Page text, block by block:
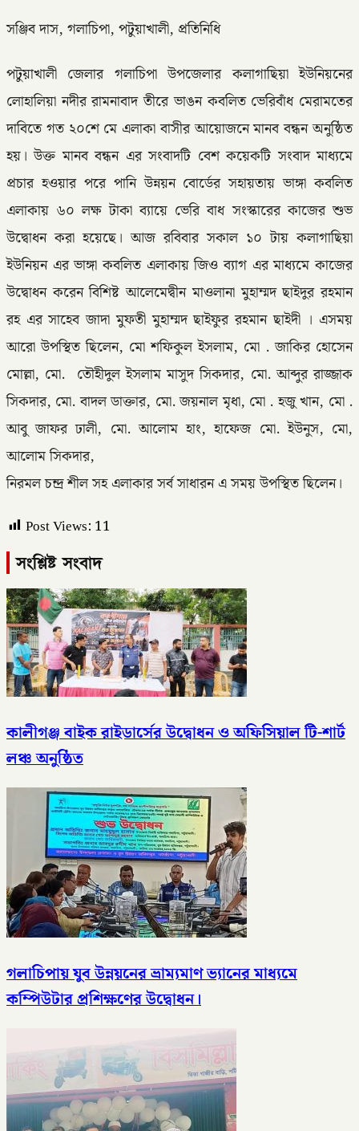
সঞ্জিব দাস, গলাচিপা, পটুয়াখালী, প্রতিনিধি
পটুয়াখালী জেলার গলাচিপা উপজেলার কলাগাছিয়া ইউনিয়নের
লোহালিয়া নদীর রামনাবাদ তীরে ভাঙন কবলিত ভেরিবাঁধ মেরামতের
দাবিতে গত ২০শে মে এলাকা বাসীর আয়োজনে মানব বন্ধন অনুষ্ঠিত
হয়। উক্ত মানব বন্ধন এর সংবাদটি বেশ কয়েকটি সংবাদ মাধ্যমে
প্রচার হওয়ার পরে পানি উন্নয়ন বোর্ডের সহায়তায় ভাঙ্গা কবলিত
এলাকায় ৬০ লক্ষ টাকা ব্যায়ে ভেরি বাধ সংস্কারের কাজের শুভ
উদ্বোধন করা হয়েছে। আজ রবিবার সকাল ১০ টায় কলাগাছিয়া
ইউনিয়ন এর ভাঙ্গা কবলিত এলাকায় জিও ব্যাগ এর মাধ্যমে কাজের
উদ্বোধন করেন বিশিষ্ট আলেমেদ্বীন মাওলানা মুহাম্মদ ছাইদুর রহমান
রহ এর সাহেব জাদা মুফতী মুহাম্মদ ছাইফুর রহমান ছাইদী । এসময়
আরো উপস্থিত ছিলেন, মো শফিকুল ইসলাম, মো . জাকির হোসেন
মোল্লা, মো. তৌহীদুল ইসলাম মাসুদ সিকদার, মো. আব্দুর রাজ্জাক
সিকদার, মো. বাদল ডাক্তার, মো. জয়নাল মৃধা, মো . হজু খান, মো .
আবু জাফর ঢালী, মো. আলোম হাং, হাফেজ মো. ইউনুস, মো,
আলোম সিকদার,
নিরমল চন্দ্র শীল সহ এলাকার সর্ব সাধারন এ সময় উপস্থিত ছিলেন।
Post Views: 11
সংশ্লিষ্ট সংবাদ
কালীগঞ্জ বাইক রাইডার্সের উদ্বোধন ও অফিসিয়াল টি-শার্ট
লঞ্চ অনুষ্ঠিত
গলাচিপায় যুব উন্নয়নের ভ্রাম্যমাণ ভ্যানের মাধ্যমে
কম্পিউটার প্রশিক্ষণের উদ্বোধন।